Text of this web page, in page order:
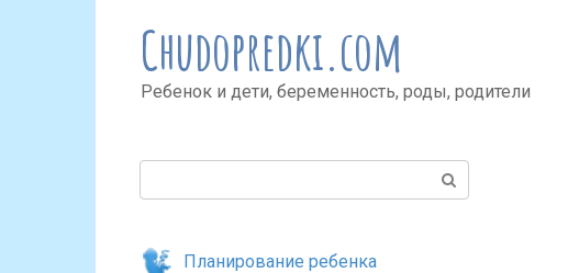
Chudopredki.com
Ребенок и дети, беременность, роды, родители
Планирование ребенка